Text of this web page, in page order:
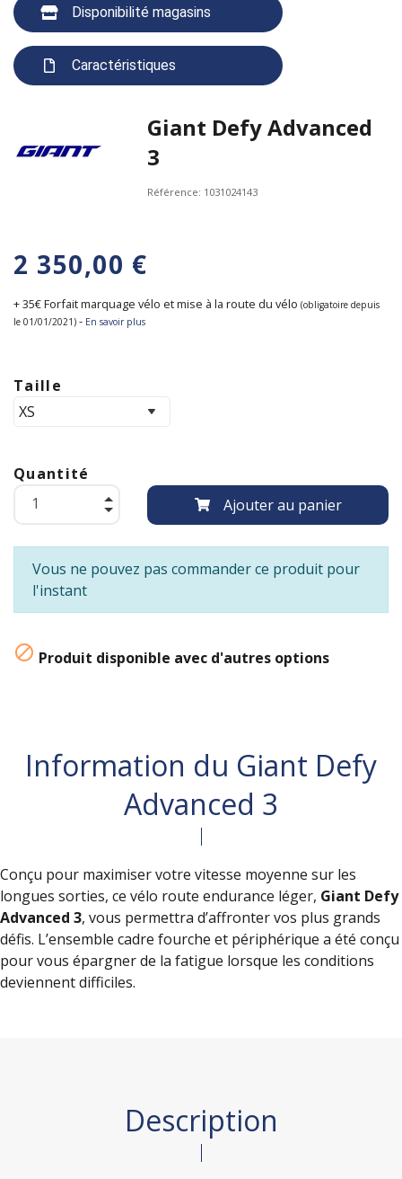
Disponibilité magasins
Caractéristiques
Giant Defy Advanced
3
Référence: 1031024143
2 350,00 €
+ 35€ Forfait marquage vélo et mise à la route du vélo (obligatoire depuis
le 01/01/2021) - En savoir plus
Taille
Quantité
Ajouter au panier
Vous ne pouvez pas commander ce produit pour
l'instant
 Produit disponible avec d'autres options
Information du Giant Defy
Advanced 3
Conçu pour maximiser votre vitesse moyenne sur les
longues sorties, ce vélo route endurance léger, Giant Defy
Advanced 3, vous permettra d’affronter vos plus grands
défis. L’ensemble cadre fourche et périphérique a été conçu
pour vous épargner de la fatigue lorsque les conditions
deviennent difficiles.
Description